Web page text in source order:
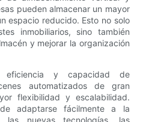
pueden almacenar un mayor
espacio reducido. Esto no solo
inmobiliarios, sino también
y mejorar la organización
y capacidad de
automatizados de gran
flexibilidad y escalabilidad.
adaptarse fácilmente a la
nuevas tecnologías, las